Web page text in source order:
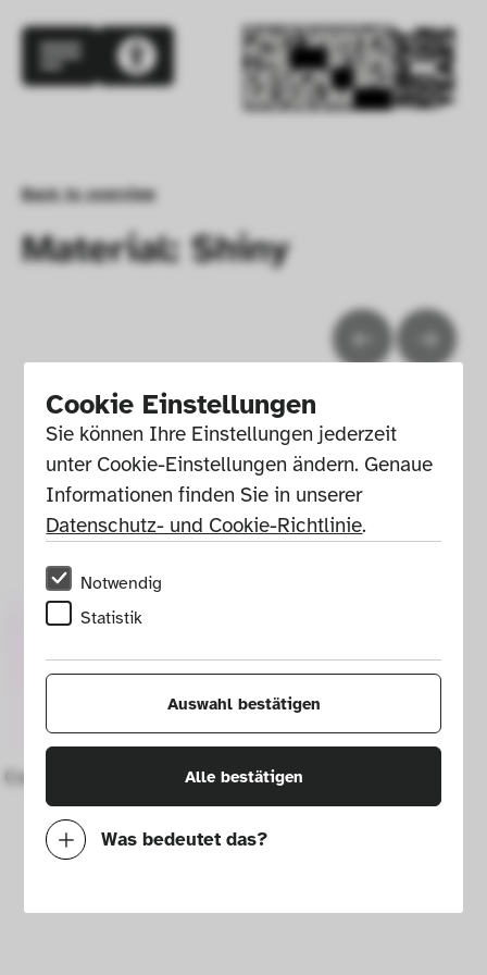
Cookie Einstellungen
Sie können Ihre Einstellungen jederzeit
unter Cookie-Einstellungen ändern. Genaue
Informationen finden Sie in unserer
Datenschutz- und Cookie-Richtlinie.
Notwendig
Statistik
Auswahl bestätigen
Alle bestätigen
Was bedeutet das?
Mit diesen Cookies können wir durch
Back to overview
Material: Shiny
Cocoa or coffee pot